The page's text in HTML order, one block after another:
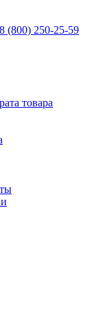
8 (800) 250-25-59
товара